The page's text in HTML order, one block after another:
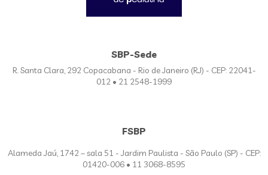
SBP-Sede
R. Santa Clara, 292 Copacabana - Rio de Janeiro (RJ) - CEP: 22041-
012 • 21 2548-1999
FSBP
Alameda Jaú, 1742 – sala 51 - Jardim Paulista - São Paulo (SP) - CEP:
01420-006 • 11 3068-8595